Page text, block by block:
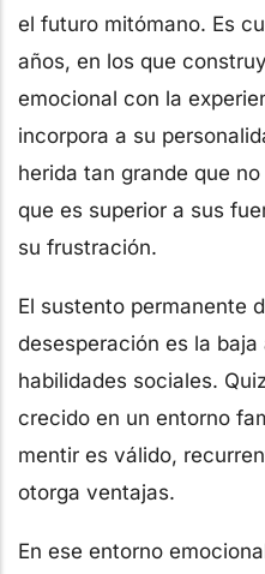
el futuro mitómano. Es
años, en los que
emocional con la
incorpora a su
herida tan grande que
que es superior a sus
su frustración.
El sustento permanente
desesperación es la
habilidades sociales.
crecido en un entorno
mentir es válido,
otorga ventajas.
En ese entorno